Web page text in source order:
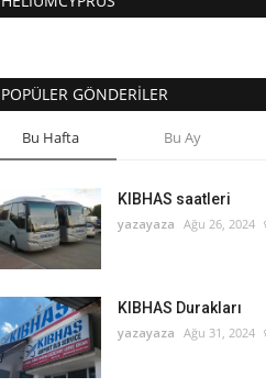
POPÜLER GÖNDERILER
Bu Hafta Bu Ay
KIBHAS saatleri
yazayaza Ağu 26, 2024
KIBHAS Durakları
yazayaza Ağu 31, 2024